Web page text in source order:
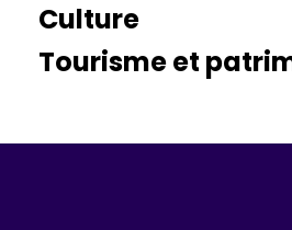
Culture
Tourisme et